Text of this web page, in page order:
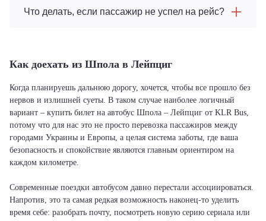
Что делать, если пассажир не успел на рейс?
Как доехать из Шпола в Лейпциг
Когда планируешь дальнюю дорогу, хочется, чтобы все прошло без
нервов и излишней суеты. В таком случае наиболее логичный
вариант – купить билет на автобус Шпола – Лейпциг от KLR Bus,
потому что для нас это не просто перевозка пассажиров между
городами Украины и Европы, а целая система заботы, где ваша
безопасность и спокойствие являются главным ориентиром на
каждом километре.
Современные поездки автобусом давно перестали ассоциироваться.
Напротив, это та самая редкая возможность наконец-то уделить
время себе: разобрать почту, посмотреть новую серию сериала или